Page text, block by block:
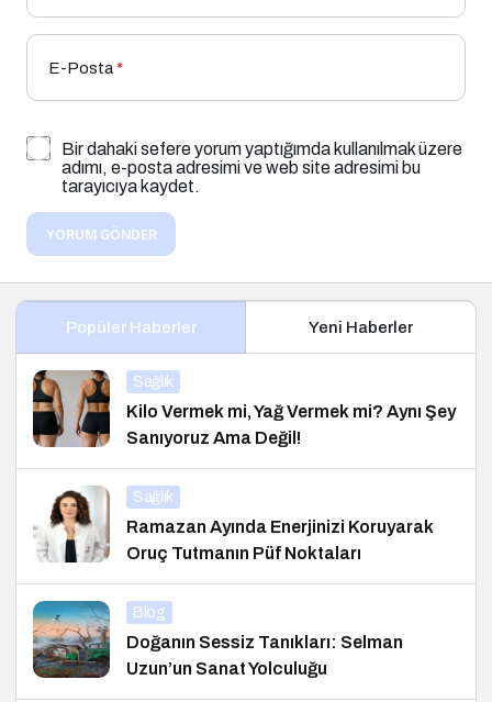
E-Posta*
Bir dahaki sefere yorum yaptığımda kullanılmak üzere
adımı, e-posta adresimi ve web site adresimi bu
tarayıcıya kaydet.
YORUM GÖNDER
Popüler Haberler Yeni Haberler
Sağlık
Kilo Vermek mi, Yağ Vermek mi? Aynı Şey
Sanıyoruz Ama Değil!
Sağlık
Ramazan Ayında Enerjinizi Koruyarak
Oruç Tutmanın Püf Noktaları
Blog
Doğanın Sessiz Tanıkları: Selman
Uzun’un Sanat Yolculuğu